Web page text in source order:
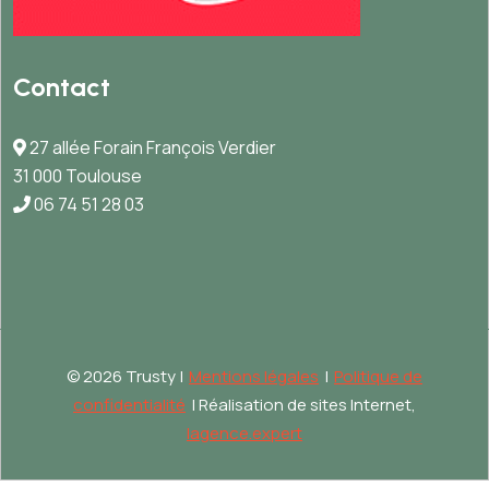
Contact
27 allée Forain François Verdier
31 000 Toulouse
06 74 51 28 03
©2026 Trusty | Mentions légales | Politique de
confidentialité | Réalisation de sites Internet,
lagence.expert